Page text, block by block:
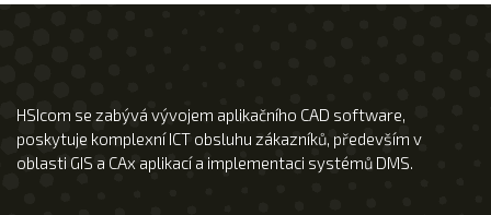
HSIcom se zabývá vývojem aplikačního CAD software,
poskytuje komplexní ICT obsluhu zákazníků, především v
oblasti GIS a CAx aplikací a implementaci systémů DMS.